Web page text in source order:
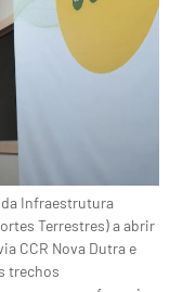
Infraestrutura
Terrestres) a abrir
CCR Nova Dutra e
trechos